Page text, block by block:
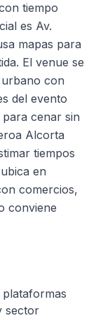
tiempo
es Av.
mapas para
El venue se
con
del evento
cenar sin
Alcorta
tiempos
en
comercios,
conviene
sector